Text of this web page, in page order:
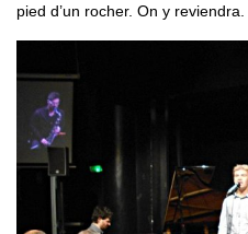
pied d’un rocher. On y reviendra.